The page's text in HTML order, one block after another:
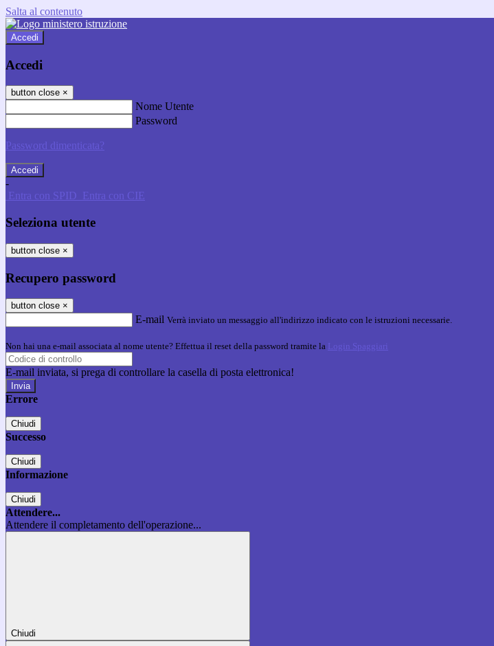
Salta al contenuto
Accedi
Accedi
button close ×
Nome Utente
Password
Password dimenticata?
-
Entra con SPID Entra con CIE
Seleziona utente
button close ×
Recupero password
button close ×
E-mail Verrà inviato un messaggio all'indirizzo indicato con le istruzioni necessarie.
Non hai una e-mail associata al nome utente? Effettua il reset della password tramite la Login Spaggiari
E-mail inviata, si prega di controllare la casella di posta elettronica!
Errore
Chiudi
Successo
Chiudi
Informazione
Chiudi
Attendere...
Attendere il completamento dell'operazione...
Chiudi